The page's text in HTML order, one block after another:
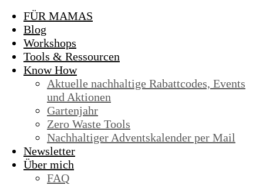
FÜR MAMAS
Blog
Workshops
Tools & Ressourcen
Know How
Aktuelle nachhaltige Rabattcodes, Events
und Aktionen
Gartenjahr
Zero Waste Tools
Nachhaltiger Adventskalender per Mail
Newsletter
Über mich
FAQ